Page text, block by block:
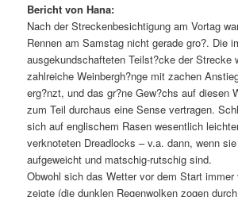
Bericht von Hana:
Nach der Streckenbesichtigung am Vortag
Rennen am Samstag nicht gerade gro?. Die
ausgekundschafteten Teilst?cke der Strecke
zahlreiche Weinbergh?nge mit zachen
erg?nzt, und das gr?ne Gew?chs auf diesen
zum Teil durchaus eine Sense vertragen.
sich auf englischem Rasen wesentlich
verknoteten Dreadlocks – v.a. dann, wenn
aufgeweicht und matschig-rutschig sind.
Obwohl sich das Wetter vor dem Start immer
zeigte (die dunklen Regenwolken zogen